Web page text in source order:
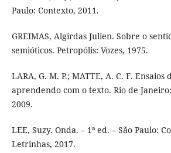
Paulo: Contexto, 2011.
GREIMAS, Algirdas Julien. Sobre o
semióticos. Petropólis: Vozes, 1975.
LARA, G. M. P.; MATTE, A. C. F. Ensaios
aprendendo com o texto. Rio de
2009.
LEE, Suzy. Onda. – 1ª ed. – São Paulo:
Letrinhas, 2017.